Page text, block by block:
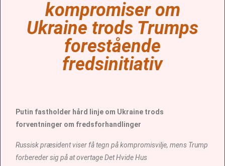
kompromiser om
Ukraine trods Trumps
forestående
fredsinitiativ
Putin fastholder hård linje om Ukraine trods
forventninger om fredsforhandlinger
Russisk præsident viser få tegn på kompromisvilje, mens Trump
forbereder sig på at overtage Det Hvide Hus